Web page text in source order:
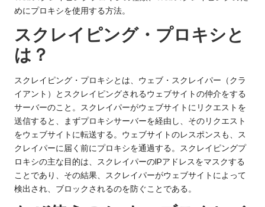
O
k
e
y
Pr
o
x
y
ン
グ
な
ど
に
い
て。
めにプロキシを使用する方法。
スクレイピング・プロキシと
は？
スクレイピング・プロキシとは、ウェブ・スクレイパー（クラ
イアント）とスクレイピングされるウェブサイトの仲介をする
サーバーのこと。スクレイパーがウェブサイトにリクエストを
送信すると、まずプロキシサーバーを経由し、そのリクエスト
をウェブサイトに転送する。ウェブサイトのレスポンスも、ス
クレイパーに届く前にプロキシを通過する。スクレイピングプ
ロキシの主な目的は、スクレイパーのIPアドレスをマスクする
ことであり、その結果、スクレイパーがウェブサイトによって
検出され、ブロックされるのを防ぐことである。